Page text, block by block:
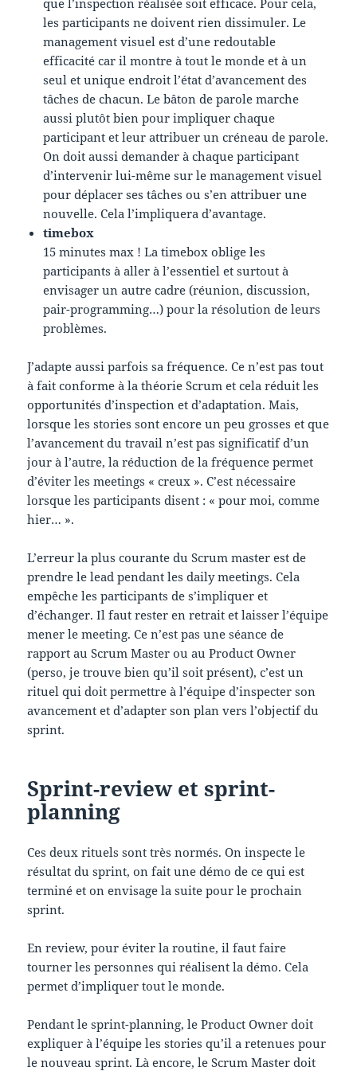
les participants ne doivent rien dissimuler. Le
management visuel est d’une redoutable
efficacité car il montre à tout le monde et à un
seul et unique endroit l’état d’avancement des
tâches de chacun. Le bâton de parole marche
aussi plutôt bien pour impliquer chaque
participant et leur attribuer un créneau de parole.
On doit aussi demander à chaque participant
d’intervenir lui-même sur le management visuel
pour déplacer ses tâches ou s’en attribuer une
nouvelle. Cela l’impliquera d’avantage.
timebox
15 minutes max ! La timebox oblige les
participants à aller à l’essentiel et surtout à
envisager un autre cadre (réunion, discussion,
pair-programming…) pour la résolution de leurs
problèmes.
J’adapte aussi parfois sa fréquence. Ce n’est pas tout
à fait conforme à la théorie Scrum et cela réduit les
opportunités d’inspection et d’adaptation. Mais,
lorsque les stories sont encore un peu grosses et que
l’avancement du travail n’est pas significatif d’un
jour à l’autre, la réduction de la fréquence permet
d’éviter les meetings « creux ». C’est nécessaire
lorsque les participants disent : « pour moi, comme
hier… ».
L’erreur la plus courante du Scrum master est de
prendre le lead pendant les daily meetings. Cela
empêche les participants de s’impliquer et
d’échanger. Il faut rester en retrait et laisser l’équipe
mener le meeting. Ce n’est pas une séance de
rapport au Scrum Master ou au Product Owner
(perso, je trouve bien qu’il soit présent), c’est un
rituel qui doit permettre à l’équipe d’inspecter son
avancement et d’adapter son plan vers l’objectif du
sprint.
Sprint-review et sprint-
planning
Ces deux rituels sont très normés. On inspecte le
résultat du sprint, on fait une démo de ce qui est
terminé et on envisage la suite pour le prochain
sprint.
En review, pour éviter la routine, il faut faire
tourner les personnes qui réalisent la démo. Cela
permet d’impliquer tout le monde.
Pendant le sprint-planning, le Product Owner doit
expliquer à l’équipe les stories qu’il a retenues pour
le nouveau sprint. Là encore, le Scrum Master doit